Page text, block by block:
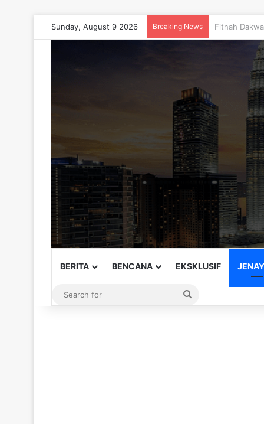
Sunday, August 9 2026 Breaking News AKAR 2026
BERITA BENCANA EKSKLUSIF